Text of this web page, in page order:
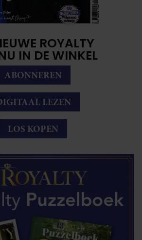
ROYALTY
IN DE WINKEL
ABONNEREN
LEZEN
LOS KOPEN